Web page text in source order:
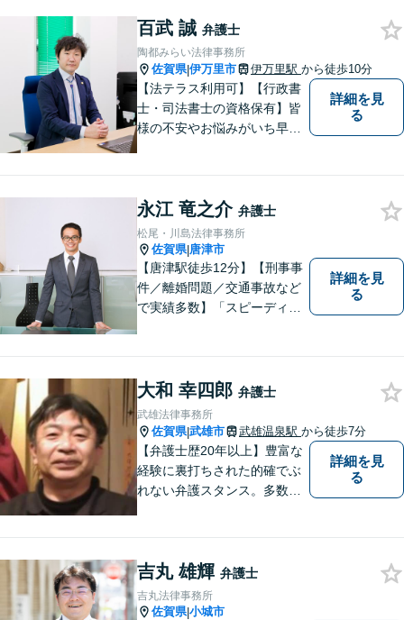
など幅広く対応しております
ので、まずはお気軽にご相談
下さい。【JR佐賀駅1分】
【子連れ相談可】
百武 誠 弁護士
陶都みらい法律事務所
佐賀県|伊万里市 伊万里駅 から徒歩10分
【法テラス利用可】【行政書
士・司法書士の資格保有】皆
様の不安やお悩みがいち早く
たします。また、依頼者様が
お悩みを話しやすい環境作り
を心がけております。
詳細を見
る
永江 竜之介 弁護士
松尾・川島法律事務所
佐賀県|唐津市
【唐津駅徒歩12分】【刑事事
件／離婚問題／交通事故など
で実績多数】「スピーディで
が望ましいのかを共に考えま
す。ぜひお気軽にご相談くだ
さい！【プライバシー完備】
詳細を見
る
大和 幸四郎 弁護士
武雄法律事務所
佐賀県|武雄市 武雄温泉駅 から徒歩7分
【弁護士歴20年以上】豊富な
経験に裏打ちされた的確でぶ
れない弁護スタンス。多数の
法書士などとも連携しワンス
トップで解決。難事件には他
弁護士と協力も。元調停委
詳細を見
る
吉丸 雄輝 弁護士
吉丸法律事務所
佐賀県|小城市